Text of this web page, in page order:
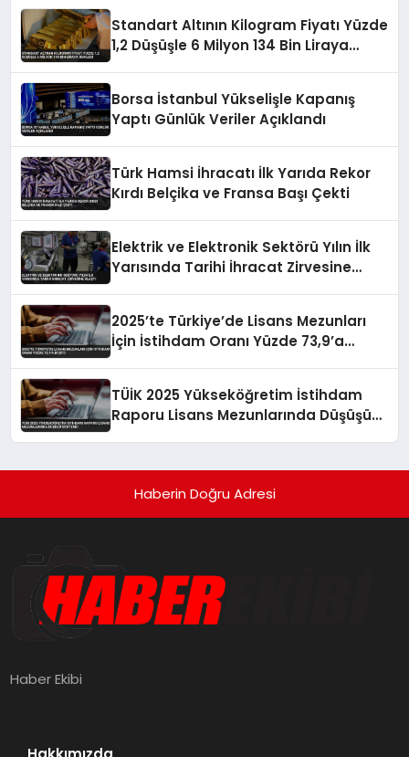
Standart Altının Kilogram Fiyatı Yüzde
1,2 Düşüşle 6 Milyon 134 Bin Liraya
Borsa İstanbul Yükselişle Kapanış
Yaptı Günlük Veriler Açıklandı
Türk Hamsi İhracatı İlk Yarıda Rekor
Kırdı Belçika ve Fransa Başı Çekti
Elektrik ve Elektronik Sektörü Yılın İlk
Yarısında Tarihi İhracat Zirvesine
2025’te Türkiye’de Lisans Mezunları
İçin İstihdam Oranı Yüzde 73,9’a
TÜİK 2025 Yükseköğretim İstihdam
Raporu Lisans Mezunlarında Düşüşü
Haberin Doğru Adresi
Haber Ekibi